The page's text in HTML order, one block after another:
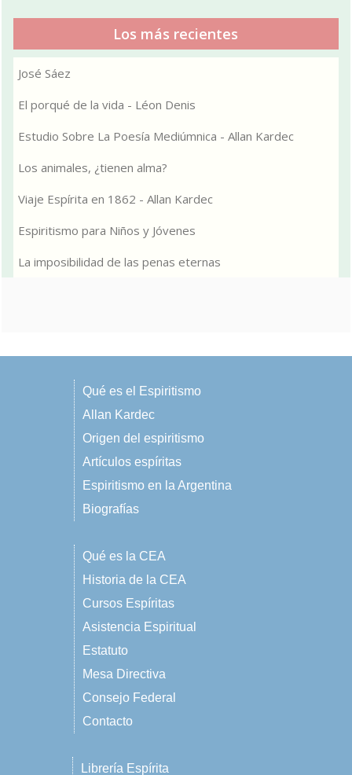
Los más recientes
José Sáez
El porqué de la vida - Léon Denis
Estudio Sobre La Poesía Mediúmnica - Allan Kardec
Los animales, ¿tienen alma?
Viaje Espírita en 1862 - Allan Kardec
Espiritismo para Niños y Jóvenes
La imposibilidad de las penas eternas
Qué es el Espiritismo
Allan Kardec
Origen del espiritismo
Artículos espíritas
Espiritismo en la Argentina
Biografías
Qué es la CEA
Historia de la CEA
Cursos Espíritas
Asistencia Espiritual
Estatuto
Mesa Directiva
Consejo Federal
Contacto
Librería Espírita